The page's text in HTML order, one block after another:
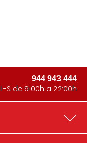
944 943 444
L-S de 9:00h a 22:00h